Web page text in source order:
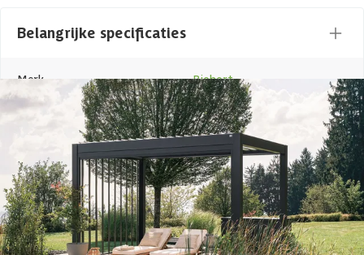
kunnen worden. Populaire opties voor de Pergola zijn de elektrische
Pergola volledig elektrisch en kun je het lamellendak besturen met
een afstandsbediening. Daarnaast kun je op dezelfde besturingsset
dimbare LED-verlichting en een elektrische zonwering aansluiten. Zo
kun je alles van onder je Pergola regelen, zonder op te staan. Wil je
liever een afscheiding creëren? Ook dit is mogelijk met behulp van de
zijwand met verstelbare lamellen of de glazen schuifwand.
Heb je nog vragen of wil je graag advies van onze gespecialiseerde
medewerkers? Neem dan gerustcontactmet ons op, we helpen je
graag!
Belangrijke specificaties
Merk Biohort
Breedte 405 cm
Lengte 312 cm
Hoogte 264 cm
Oppervlakte 12.6 m2